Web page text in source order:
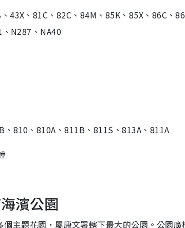
43X、81C、82C、84M、85K、85X、86C、
N287、NA40
810、810A、811B、811S、813A、811A
濱公園
主題花園，屬康文署轄下最大的公園。公園